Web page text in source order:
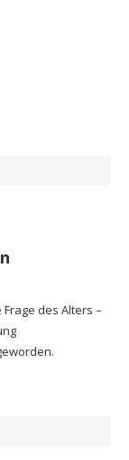
des Alters –